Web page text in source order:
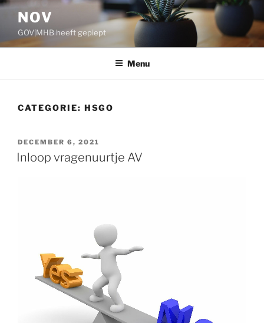
Ga
inhoud
NOV
GOV|MHB heeft gepiept
Menu
CATEGORIE: HSGO
GEPLAATST
OP
DECEMBER 6, 2021
Inloop vragenuurtje AV